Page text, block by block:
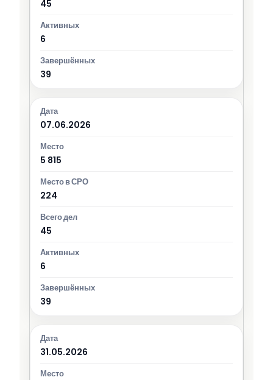
45
6
39
07.06.2026
5 815
224
45
6
39
31.05.2026